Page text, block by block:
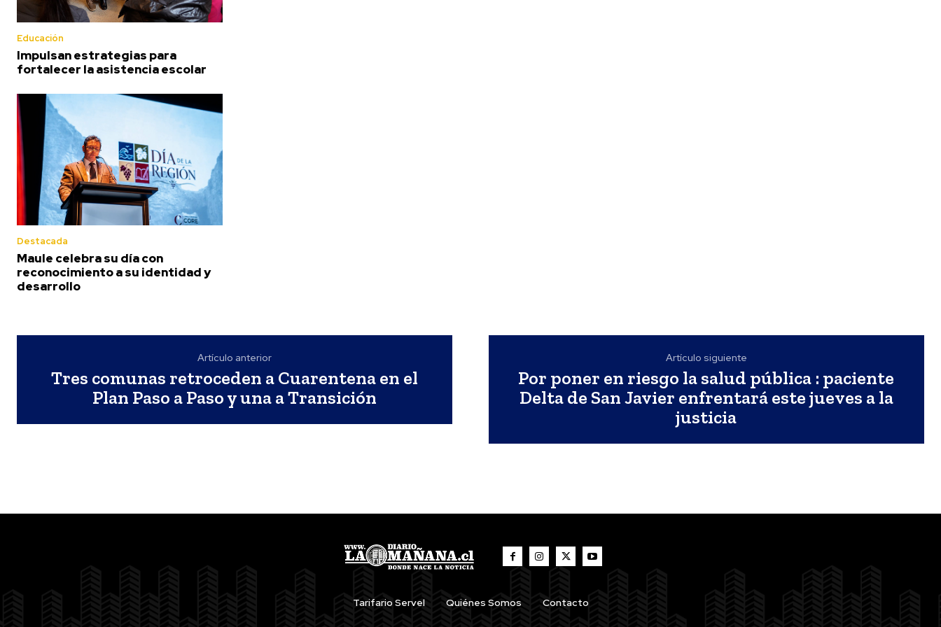
Educación
Impulsan estrategias para
fortalecer la asistencia escolar
Destacada
Maule celebra su día con
reconocimiento a su identidad y
desarrollo
Artículo anterior
Tres comunas retroceden a Cuarentena en el
Plan Paso a Paso y una a Transición
Artículo siguiente
Por poner en riesgo la salud pública : paciente
Delta de San Javier enfrentará este jueves a la
justicia
Tarifario Servel Quiénes Somos Contacto